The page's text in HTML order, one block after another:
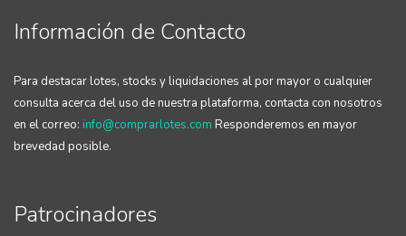
Información de Contacto
Para destacar lotes, stocks y liquidaciones al por mayor o cualquier
consulta acerca del uso de nuestra plataforma, contacta con nosotros
en el correo: info@comprarlotes.com Responderemos en mayor
brevedad posible.
Patrocinadores